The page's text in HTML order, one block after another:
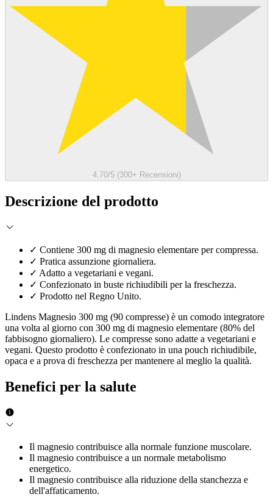
4.70/5 (300+ Recensioni)
Descrizione del prodotto
✓ Contiene 300 mg di magnesio elementare per compressa.
✓ Pratica assunzione giornaliera.
✓ Adatto a vegetariani e vegani.
✓ Confezionato in buste richiudibili per la freschezza.
✓ Prodotto nel Regno Unito.
Lindens Magnesio 300 mg (90 compresse) è un comodo integratore
una volta al giorno con 300 mg di magnesio elementare (80% del
fabbisogno giornaliero). Le compresse sono adatte a vegetariani e
vegani. Questo prodotto è confezionato in una pouch richiudibile,
opaca e a prova di freschezza per mantenere al meglio la qualità.
Benefici per la salute
Il magnesio contribuisce alla normale funzione muscolare.
Il magnesio contribuisce a un normale metabolismo
energetico.
Il magnesio contribuisce alla riduzione della stanchezza e
dell'affaticamento.